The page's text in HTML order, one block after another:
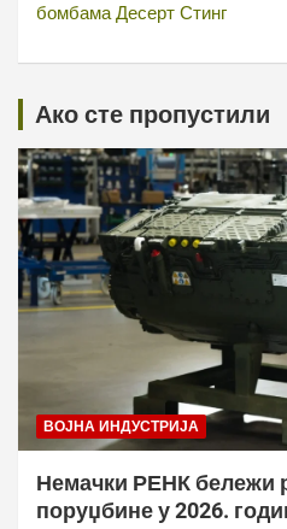
бомбама Десерт Стинг
Ако сте пропустили
ВОЈНА ИНДУСТРИЈА
Немачки РЕНК бележи
поруџбине у 2026.